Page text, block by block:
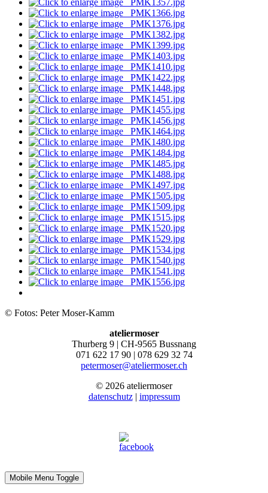
© Fotos: Peter Moser-Kamm
ateliermoser
Thurberg 9 | CH-9565 Bussnang
071 622 17 90 | 078 629 32 74
petermoser@ateliermoser.ch
© 2026 ateliermoser
datenschutz| impressum
Mobile Menu Toggle